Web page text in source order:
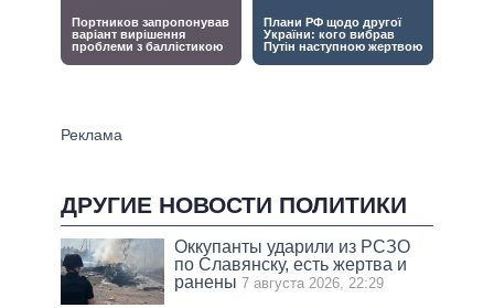
ДРУГИЕ НОВОСТИ ПОЛИТИКИ
Оккупанты ударили из РСЗО
по Славянску, есть жертва и
ранены 7 августа 2026, 22:29